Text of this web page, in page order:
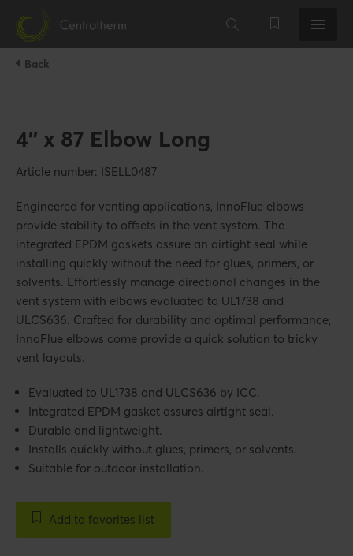
Back
4'' x 87 Elbow Long
Article number: ISELL0487
Engineered for venting applications, InnoFlue elbows
provide stability to offsets in the vent system. The
integrated EPDM gaskets assure an airtight seal while
installing quickly without the need for glues, primers, or
solvents. Effortlessly manage directional changes in the
vent system with elbows evaluated to UL1738 and
ULCS636. Crafted for durability and optimal performance,
InnoFlue elbows come provide a quick solution to tricky
vent layouts.
Evaluated to UL1738 and ULCS636 by ICC.
Integrated EPDM gasket assures airtight seal.
Durable and lightweight.
Installs quickly without glues, primers, or solvents.
Suitable for outdoor installation.
Add to favorites list